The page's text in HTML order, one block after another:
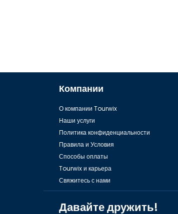
Компании
О компании Tourwix
Наши услуги
Политика конфиденциальности
Правила и Условия
Способы оплаты
Tourwix и карьера
Свяжитесь с нами
Давайте дружить!